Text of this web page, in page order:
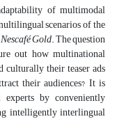
of multimodal
scenarios of the
Nescafé Gold. The question
out how multinational
their teaser ads
their audiences? It is
by conveniently
intelligently interlingual